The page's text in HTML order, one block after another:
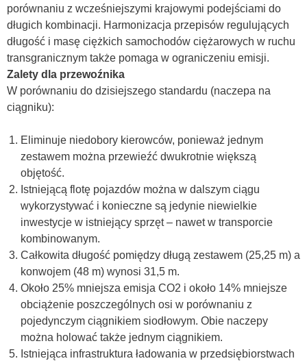
porównaniu z wcześniejszymi krajowymi podejściami do
długich kombinacji. Harmonizacja przepisów regulujących
długość i masę ciężkich samochodów ciężarowych w ruchu
transgranicznym także pomaga w ograniczeniu emisji.
Zalety dla przewoźnika
W porównaniu do dzisiejszego standardu (naczepa na
ciągniku):
Eliminuje niedobory kierowców, ponieważ jednym
zestawem można przewieźć dwukrotnie większą
objętość.
Istniejącą flotę pojazdów można w dalszym ciągu
wykorzystywać i konieczne są jedynie niewielkie
inwestycje w istniejący sprzęt – nawet w transporcie
kombinowanym.
Całkowita długość pomiędzy długą zestawem (25,25 m) a
konwojem (48 m) wynosi 31,5 m.
Około 25% mniejsza emisja CO2 i około 14% mniejsze
obciążenie poszczególnych osi w porównaniu z
pojedynczym ciągnikiem siodłowym. Obie naczepy
można holować także jednym ciągnikiem.
Istniejąca infrastruktura ładowania w przedsiębiorstwach